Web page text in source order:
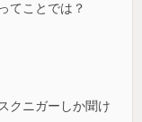
てことでは？
クニガーしか聞け